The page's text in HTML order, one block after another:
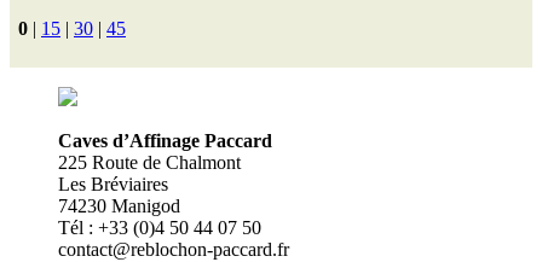
0 | 15 | 30 | 45
Caves d’Affinage Paccard
225 Route de Chalmont
Les Bréviaires
74230 Manigod
Tél : +33 (0)4 50 44 07 50
contact@reblochon-paccard.fr